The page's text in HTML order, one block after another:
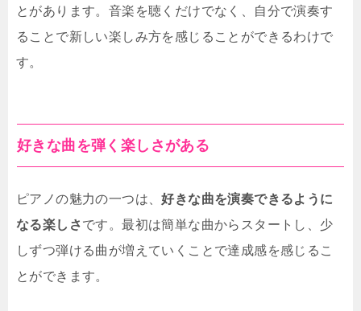
とがあります。音楽を聴くだけでなく、自分で演奏す
ることで新しい楽しみ方を感じることができるわけで
す。
好きな曲を弾く楽しさがある
ピアノの魅力の一つは、好きな曲を演奏できるように
なる楽しさです。最初は簡単な曲からスタートし、少
しずつ弾ける曲が増えていくことで達成感を感じるこ
とができます。